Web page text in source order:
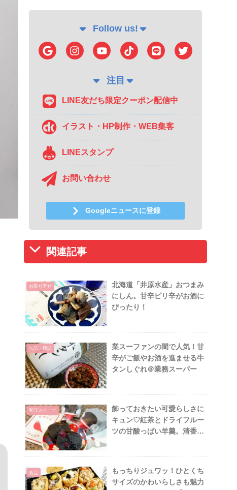
Follow us!
注目
LINE友だち限定クーポン配信中
イラスト・HP制作・WEB集客
LINEスタンプ
お問い合わせ
Googleニュースに登録
関連記事
お取り寄せ
北海道「井原水産」おつまみ
にしん。甘辛ピリ辛がお酒に
ぴったり！
缶詰・瓶詰
業スーファンの間で人気！甘
辛がご飯やお酒を進ませる牛
タンしぐれ＠業務スーパー
和洋スイーツ
飾っておきたい可愛らしさに
キュン♡紅茶とドライフルー
ツの甘酸っぱい羊羹。清香室
食品
もっちりジュワッ！ひとくち
サイズのかわいらしさも魅力